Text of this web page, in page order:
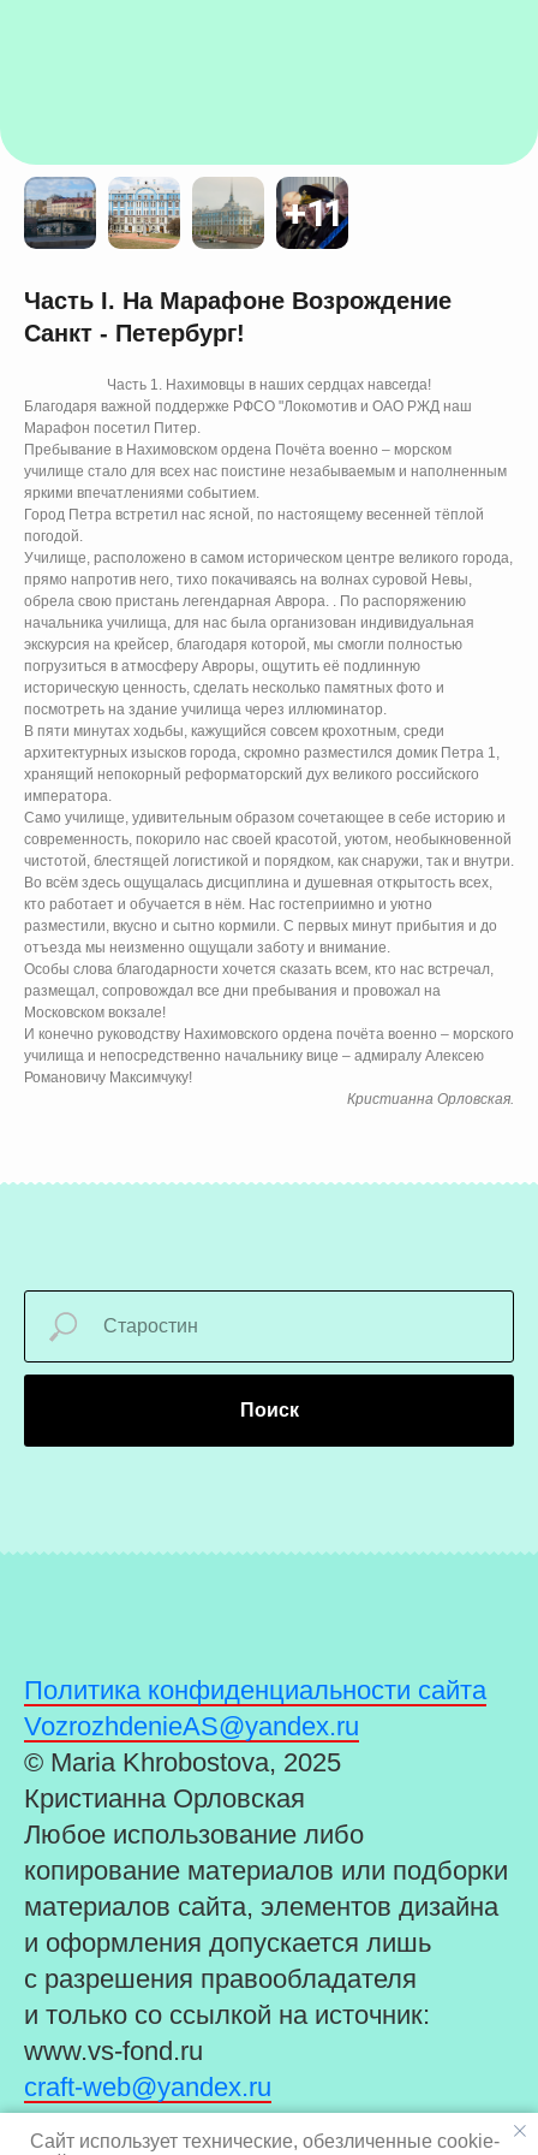
Часть I. На Марафоне Возрождение
Санкт - Петербург!
Часть 1. Нахимовцы в наших сердцах навсегда!
Благодаря важной поддержке РФСО "Локомотив и ОАО РЖД наш
Марафон посетил Питер.
Пребывание в Нахимовском ордена Почёта военно – морском
училище стало для всех нас поистине незабываемым и наполненным
яркими впечатлениями событием.
Город Петра встретил нас ясной, по настоящему весенней тёплой
погодой.
Училище, расположено в самом историческом центре великого города,
прямо напротив него, тихо покачиваясь на волнах суровой Невы,
обрела свою пристань легендарная Аврора. . По распоряжению
начальника училища, для нас была организован индивидуальная
экскурсия на крейсер, благодаря которой, мы смогли полностью
погрузиться в атмосферу Авроры, ощутить её подлинную
историческую ценность, сделать несколько памятных фото и
посмотреть на здание училища через иллюминатор.
В пяти минутах ходьбы, кажущийся совсем крохотным, среди
архитектурных изысков города, скромно разместился домик Петра 1,
хранящий непокорный реформаторский дух великого российского
императора.
Само училище, удивительным образом сочетающее в себе историю и
современность, покорило нас своей красотой, уютом, необыкновенной
чистотой, блестящей логистикой и порядком, как снаружи, так и внутри.
Во всём здесь ощущалась дисциплина и душевная открытость всех,
кто работает и обучается в нём. Нас гостеприимно и уютно
разместили, вкусно и сытно кормили. С первых минут прибытия и до
отъезда мы неизменно ощущали заботу и внимание.
Особы слова благодарности хочется сказать всем, кто нас встречал,
размещал, сопровождал все дни пребывания и провожал на
Московском вокзале!
И конечно руководству Нахимовского ордена почёта военно – морского
училища и непосредственно начальнику вице – адмиралу Алексею
Романовичу Максимчуку!
Кристианна Орловская.
Сайт использует технические, обезличенные cookie-
Поиск
Политика конфиденциальности сайта
VozrozhdenieAS@yandex.ru
© Maria Khrobostova, 2025
Кристианна Орловская
Любое использование либо
копирование материалов или подборки
материалов сайта, элементов дизайна
и оформления допускается лишь
с разрешения правообладателя
и только со ссылкой на источник:
www.vs-fond.ru
craft-web@yandex.ru
t.me/maphilya